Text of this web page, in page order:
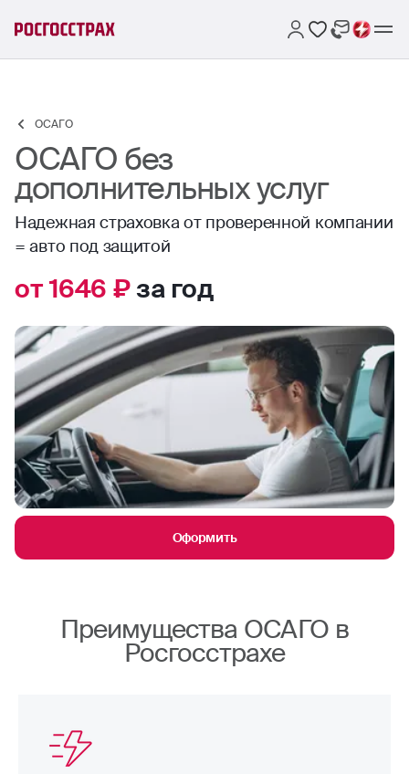
ОСАГО
ОСАГО без
дополнительных услуг
Надежная страховка от проверенной компании
= авто под защитой
от 1646 ₽за год
Оформить
Преимущества ОСАГО в
Росгосстрахе